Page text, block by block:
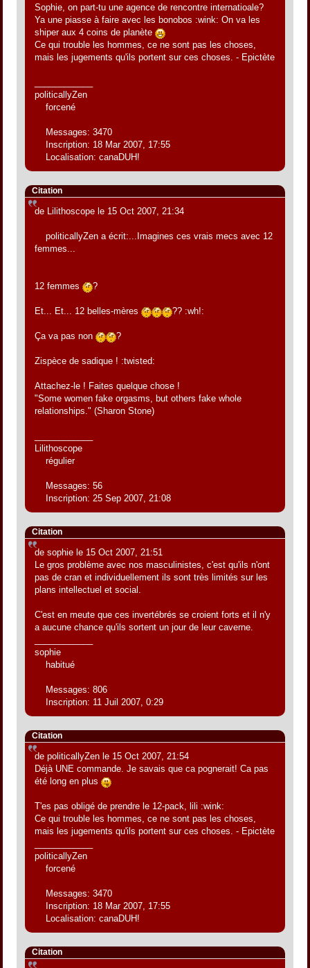
Sophie, on part-tu une agence de rencontre internatioale?
Ya une piasse à faire avec les bonobos :wink: On va les
shiper aux 4 coins de planète
Ce qui trouble les hommes, ce ne sont pas les choses,
mais les jugements qu'ils portent sur ces choses. - Epictète
politicallyZen
forcené
Messages: 3470
Inscription: 18 Mar 2007, 17:55
Localisation: canaDUH!
Citation
de Lilithoscope le 15 Oct 2007, 21:34
politicallyZen a écrit:...Imagines ces vrais mecs avec 12
femmes...
12 femmes ?
Et... Et... 12 belles-mères ?? :wh!:
Ça va pas non ?
Zispèce de sadique ! :twisted:
Attachez-le ! Faites quelque chose !
"Some women fake orgasms, but others fake whole
relationships." (Sharon Stone)
Lilithoscope
régulier
Messages: 56
Inscription: 25 Sep 2007, 21:08
Citation
de sophie le 15 Oct 2007, 21:51
Le gros problème avec nos masculinistes, c'est qu'ils n'ont
pas de cran et individuellement ils sont très limités sur les
plans intellectuel et social.
C'est en meute que ces invertébrés se croient forts et il n'y
a aucune chance qu'ils sortent un jour de leur caverne.
sophie
habitué
Messages: 806
Inscription: 11 Juil 2007, 0:29
Citation
de politicallyZen le 15 Oct 2007, 21:54
Déjà UNE commande. Je savais que ca pognerait! Ca pas
été long en plus
T'es pas obligé de prendre le 12-pack, lili :wink:
Ce qui trouble les hommes, ce ne sont pas les choses,
mais les jugements qu'ils portent sur ces choses. - Epictète
politicallyZen
forcené
Messages: 3470
Inscription: 18 Mar 2007, 17:55
Localisation: canaDUH!
Citation